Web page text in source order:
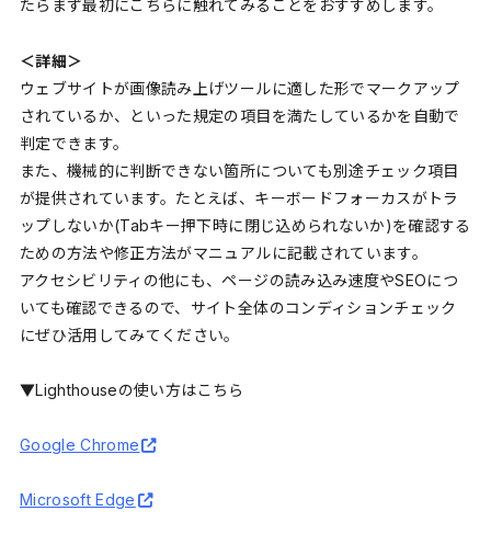
たらまず最初にこちらに触れてみることをおすすめします。
＜詳細＞
ウェブサイトが画像読み上げツールに適した形でマークアップ
されているか、といった規定の項目を満たしているかを自動で
判定できます。
また、機械的に判断できない箇所についても別途チェック項目
が提供されています。たとえば、キーボードフォーカスがトラ
ップしないか(Tabキー押下時に閉じ込められないか)を確認する
ための方法や修正方法がマニュアルに記載されています。
アクセシビリティの他にも、ページの読み込み速度やSEOにつ
いても確認できるので、サイト全体のコンディションチェック
にぜひ活用してみてください。
▼Lighthouseの使い方はこちら
Google Chrome
Microsoft Edge